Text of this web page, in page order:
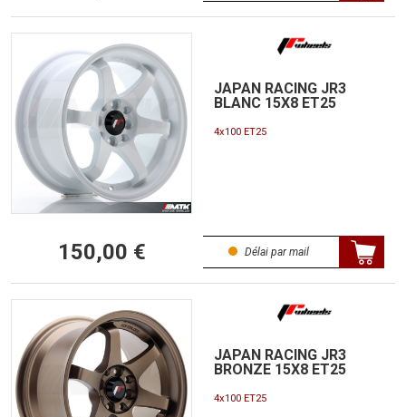
JAPAN RACING JR3
BLANC 15X8 ET25
4x100 ET25
150,00 € Délai par mail
JAPAN RACING JR3
BRONZE 15X8 ET25
4x100 ET25